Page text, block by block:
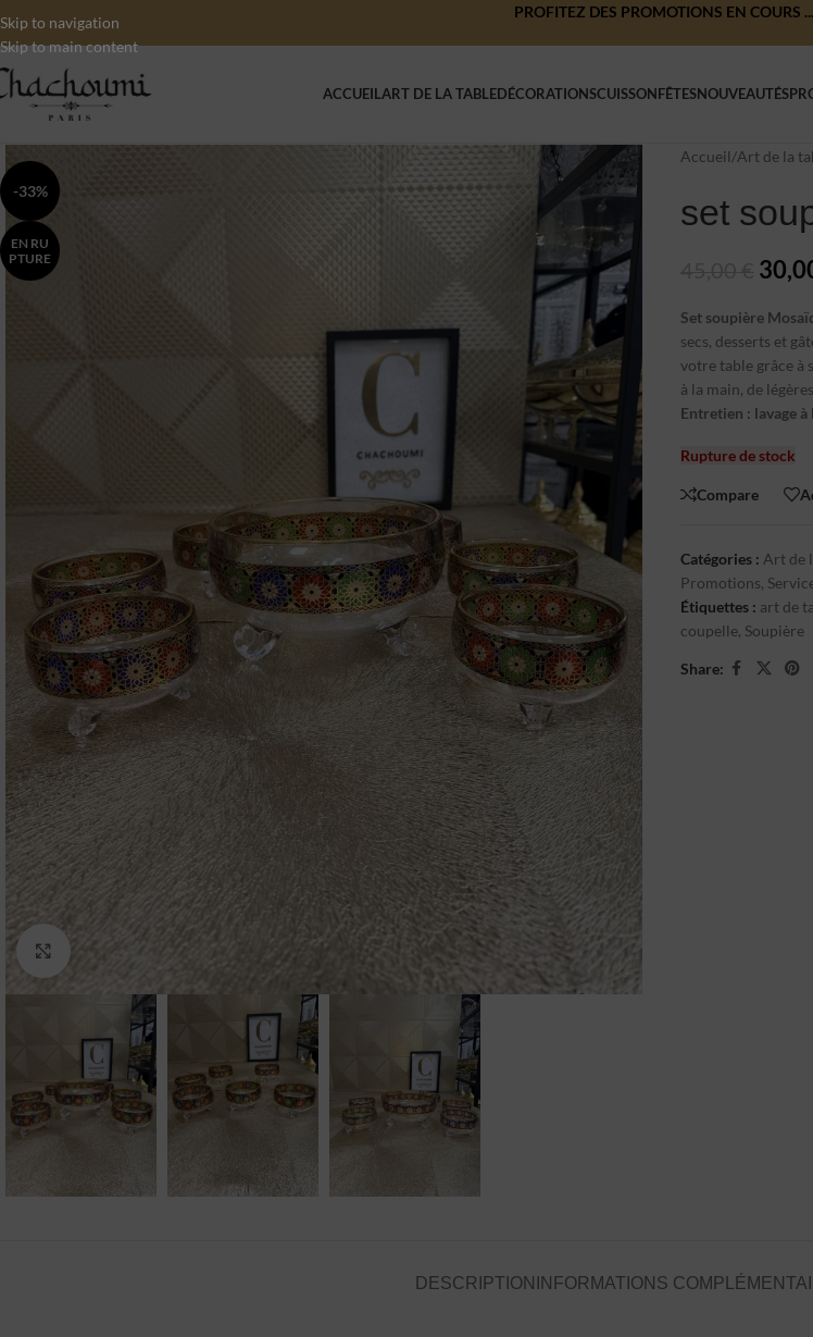
Skip to navigation
Skip to main content
PROFITEZ DES PROMOTIONS EN COURS ...
ACCUEILART DE LA TABLEDÉCORATIONSCUISSONFÊTESNOUVEAUTÉS
-33%
EN RU
PTURE
Accueil/Art de la
set
Set soupière
secs, desserts et
votre table grâce à
à la main, de
Entretien : lavage
Rupture de stock
Compare
Catégories : Art de
Promotions,
Étiquettes : art de
coupelle, Soupière
Share:
DESCRIPTION INFORMATIONS